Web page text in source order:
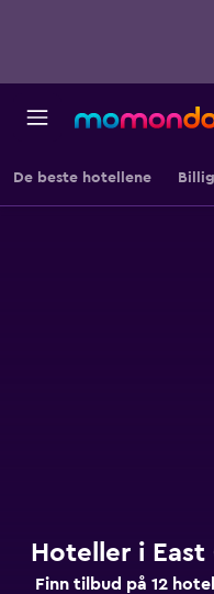
De beste hotellene
Hoteller i
Finn tilbud på 12